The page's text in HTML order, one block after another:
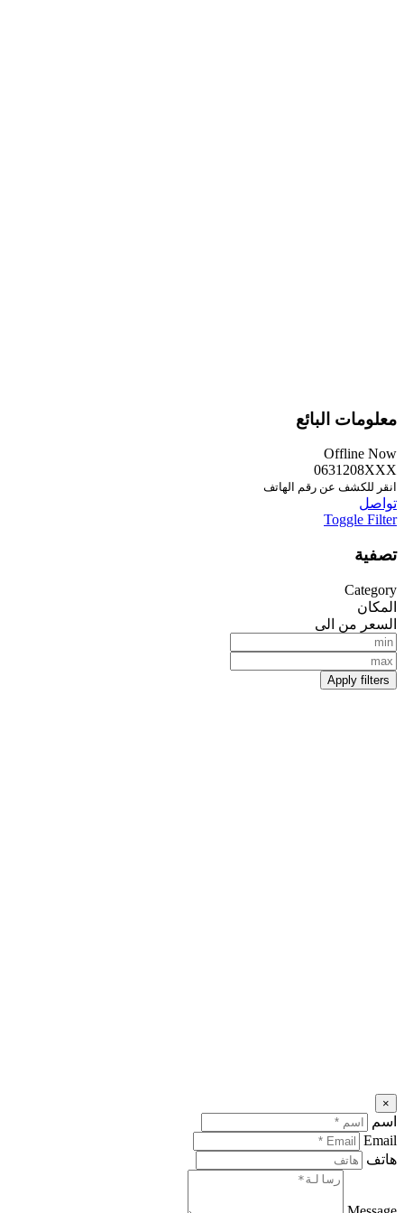
معلومات البائع
Offline Now
0631208XXX
انقر للكشف عن رقم الهاتف
تواصل
Toggle Filter
تصفية
Category
المكان
السعر من الى
Apply filters
×
اسم
Email
هاتف